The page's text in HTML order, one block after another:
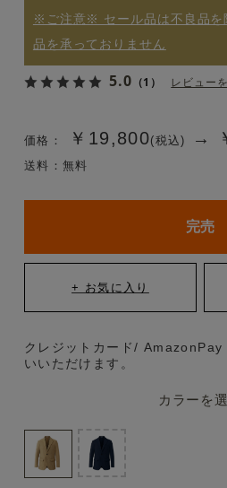
※ご注意※ セール品は不良品を
品を承っておりません
5.0 （1） レビュー
価格： ￥19,800(税込) →
送料：無料
カラーを
完売
クレジットカード/ AmazonPay
いいただけます。